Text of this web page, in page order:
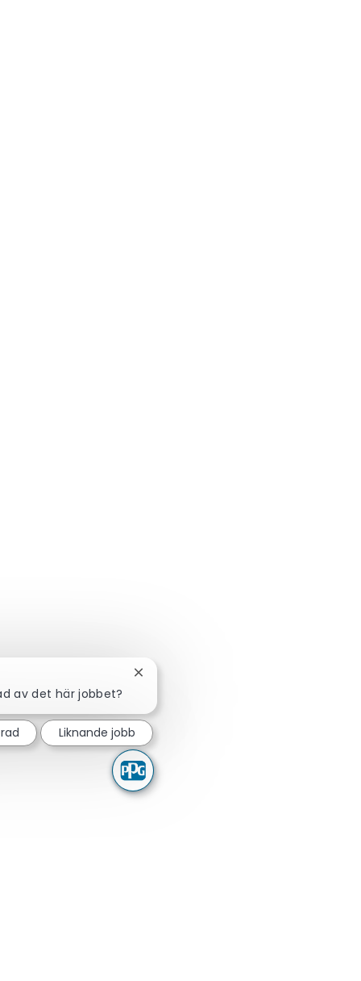
av det här jobbet?
Stäng chattbot-avisering
Liknande jobb